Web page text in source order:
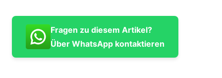
Fragen zu diesem Artikel?
Über WhatsApp kontaktieren